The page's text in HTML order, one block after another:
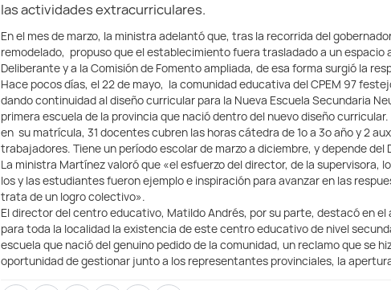
las actividades extracurriculares.
En el mes de marzo, la ministra adelantó que, tras la recorrida del
remodelado, propuso que el establecimiento fuera trasladado a un espacio
Deliberante y a la Comisión de Fomento ampliada, de esa forma surgió la
Hace pocos días, el 22 de mayo, la comunidad educativa del CPEM 97
dando continuidad al diseño curricular para la Nueva Escuela Secundaria
primera escuela de la provincia que nació dentro del nuevo diseño
en su matrícula, 31 docentes cubren las horas cátedra de 1º a 3º año y 2
trabajadores. Tiene un período escolar de marzo a diciembre, y depende del
La ministra Martínez valoró que «el esfuerzo del director, de la supervisora,
los y las estudiantes fueron ejemplo e inspiración para avanzar en las
trata de un logro colectivo».
El director del centro educativo, Matildo Andrés, por su parte, destacó en
para toda la localidad la existencia de este centro educativo de nivel
escuela que nació del genuino pedido de la comunidad, un reclamo que se
oportunidad de gestionar junto a los representantes provinciales, la